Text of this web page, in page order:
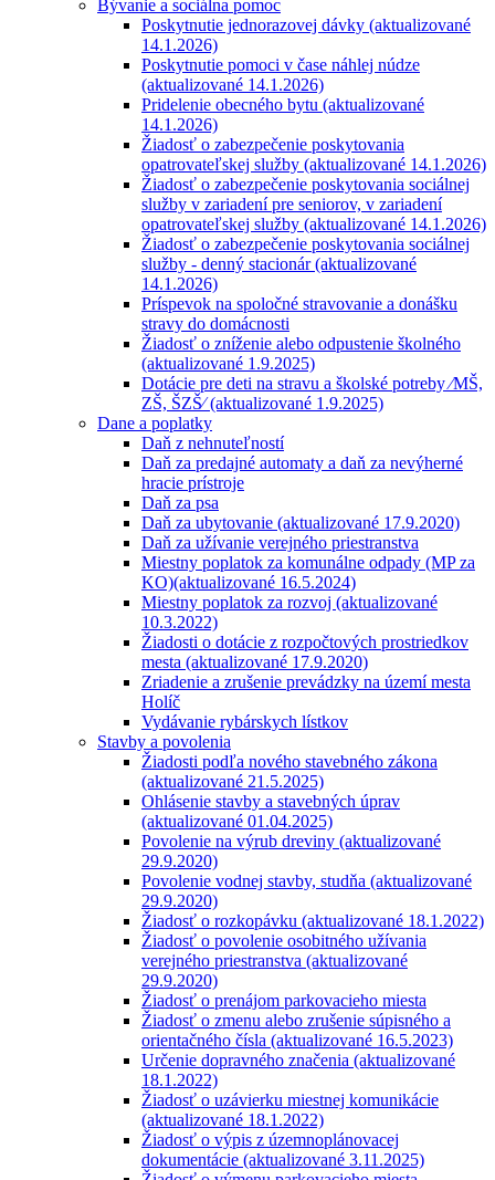
Bývanie a sociálna pomoc
Poskytnutie jednorazovej dávky (aktualizované
14.1.2026)
Poskytnutie pomoci v čase náhlej núdze
(aktualizované 14.1.2026)
Pridelenie obecného bytu (aktualizované
14.1.2026)
Žiadosť o zabezpečenie poskytovania
opatrovateľskej služby (aktualizované 14.1.2026)
Žiadosť o zabezpečenie poskytovania sociálnej
služby v zariadení pre seniorov, v zariadení
opatrovateľskej služby (aktualizované 14.1.2026)
Žiadosť o zabezpečenie poskytovania sociálnej
služby - denný stacionár (aktualizované
14.1.2026)
Príspevok na spoločné stravovanie a donášku
stravy do domácnosti
Žiadosť o zníženie alebo odpustenie školného
(aktualizované 1.9.2025)
Dotácie pre deti na stravu a školské potreby ⁄MŠ,
ZŠ, ŠZŠ⁄ (aktualizované 1.9.2025)
Dane a poplatky
Daň z nehnuteľností
Daň za predajné automaty a daň za nevýherné
hracie prístroje
Daň za psa
Daň za ubytovanie (aktualizované 17.9.2020)
Daň za užívanie verejného priestranstva
Miestny poplatok za komunálne odpady (MP za
KO)(aktualizované 16.5.2024)
Miestny poplatok za rozvoj (aktualizované
10.3.2022)
Žiadosti o dotácie z rozpočtových prostriedkov
mesta (aktualizované 17.9.2020)
Zriadenie a zrušenie prevádzky na území mesta
Holíč
Vydávanie rybárskych lístkov
Stavby a povolenia
Žiadosti podľa nového stavebného zákona
(aktualizované 21.5.2025)
Ohlásenie stavby a stavebných úprav
(aktualizované 01.04.2025)
Povolenie na výrub dreviny (aktualizované
29.9.2020)
Povolenie vodnej stavby, studňa (aktualizované
29.9.2020)
Žiadosť o rozkopávku (aktualizované 18.1.2022)
Žiadosť o povolenie osobitného užívania
verejného priestranstva (aktualizované
29.9.2020)
Žiadosť o prenájom parkovacieho miesta
Žiadosť o zmenu alebo zrušenie súpisného a
orientačného čísla (aktualizované 16.5.2023)
Určenie dopravného značenia (aktualizované
18.1.2022)
Žiadosť o uzávierku miestnej komunikácie
(aktualizované 18.1.2022)
Žiadosť o výpis z územnoplánovacej
dokumentácie (aktualizované 3.11.2025)